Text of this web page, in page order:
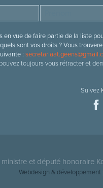
vue de faire partie de la liste
sont vos droits ? Vous
:
toujours vous rétracter et
Suivez
et député honoraire
Webdesign &